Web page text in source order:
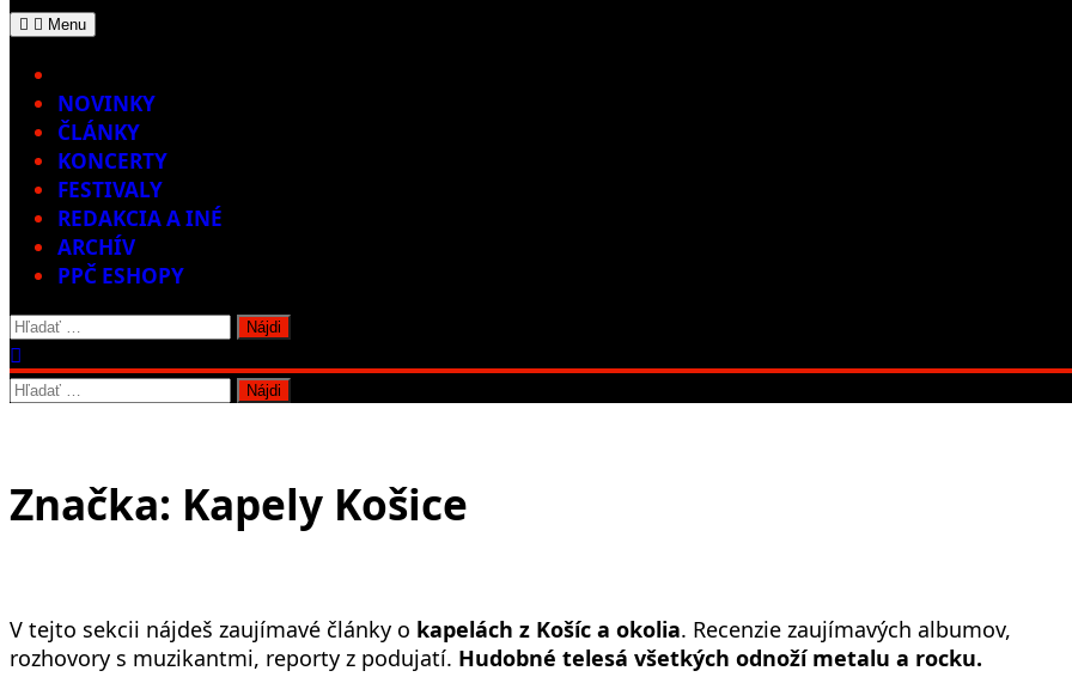
Menu
NOVINKY
ČLÁNKY
KONCERTY
FESTIVALY
REDAKCIA A INÉ
ARCHÍV
PPČ ESHOPY
Hľadať:
Hľadať:
Značka: Kapely Košice
V tejto sekcii nájdeš zaujímavé články o kapelách z Košíc a okolia. Recenzie zaujímavých albumov,
rozhovory s muzikantmi, reporty z podujatí. Hudobné telesá všetkých odnoží metalu a rocku.